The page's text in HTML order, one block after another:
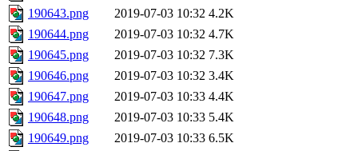
190643.png
2019-07-03 10:32 4.2K
190644.png
2019-07-03 10:32 4.7K
190645.png
2019-07-03 10:32 7.3K
190646.png
2019-07-03 10:32 3.4K
190647.png
2019-07-03 10:33 4.4K
190648.png
2019-07-03 10:33 5.4K
190649.png
2019-07-03 10:33 6.5K